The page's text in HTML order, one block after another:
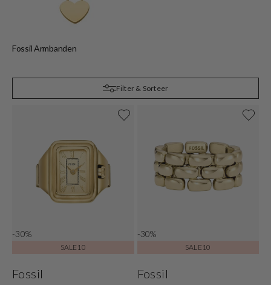
Fossil Armbanden
Filter & Sorteer
-30%
SALE10
Fossil
-30%
SALE10
Fossil